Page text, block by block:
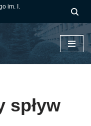
im. I.
spływ